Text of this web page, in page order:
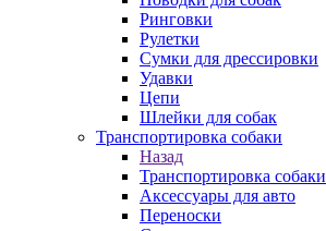
Ринговки
Рулетки
Сумки для дрессировки
Удавки
Цепи
Шлейки для собак
Транспортировка собаки
Назад
Транспортировка собаки
Аксессуары для авто
Переноски